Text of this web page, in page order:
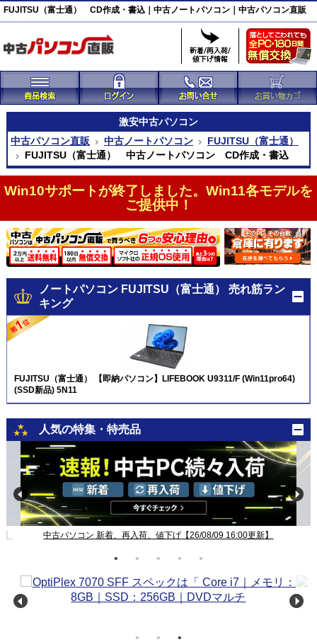
FUJITSU（富士通） CD作成・書込｜中古ノートパソコン｜中古パソコン直販
激安中古パソコン
中古パソコン直販
中古ノートパソコン
FUJITSU（富士通）
FUJITSU（富士通） 中古ノートパソコン CD作成・書込
Win10サポートが終了しました。Win11各モデルを
ご提供中！
ノートパソコン FUJITSU（富士通） 売れ筋ラン
キング
FUJITSU（富士通） 【即納パソコン】LIFEBOOK U9311/F (Win11pro64)
(SSD新品) 5N11
人気の特集・特売品
中古パソコン 新着、再入荷、値下げ【26/08/09 16:00更新】